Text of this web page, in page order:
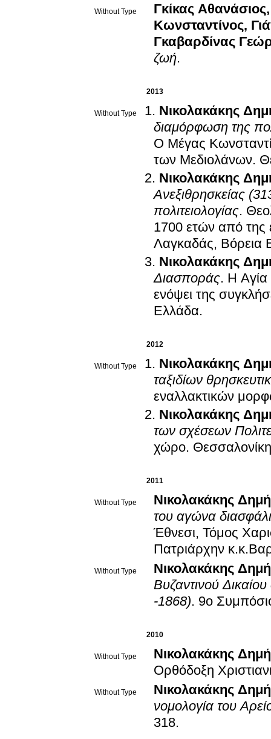
Without Type Γκίκας Αθανάσιος
Κωνσταντίνος,
Γκαβαρδίνας
ζωή.
2013
Without Type
Νικολακάκης
διαμόρφωση της
Ο Μέγας
των Μεδιολάνων.
Νικολακάκης
Ανεξιθρησκείας
πολιτειολογίας.
1700 ετών από της
Λαγκαδάς, Βόρεια
Νικολακάκης
Διασποράς. Η Αγία
ενόψει της
Ελλάδα.
2012
Without Type
Νικολακάκης
ταξιδίων
εναλλακτικών
Νικολακάκης
των σχέσεων
χώρο.
2011
Without Type
Νικολακάκης
του αγώνα
Έθνεσι, Τόμος
Πατριάρχην
Without Type
Νικολακάκης
Βυζαντινού
-1868). 9ο
2010
Without Type
Νικολακάκης
Ορθόδοξη
Without Type
Νικολακάκης
νομολογία του
318.